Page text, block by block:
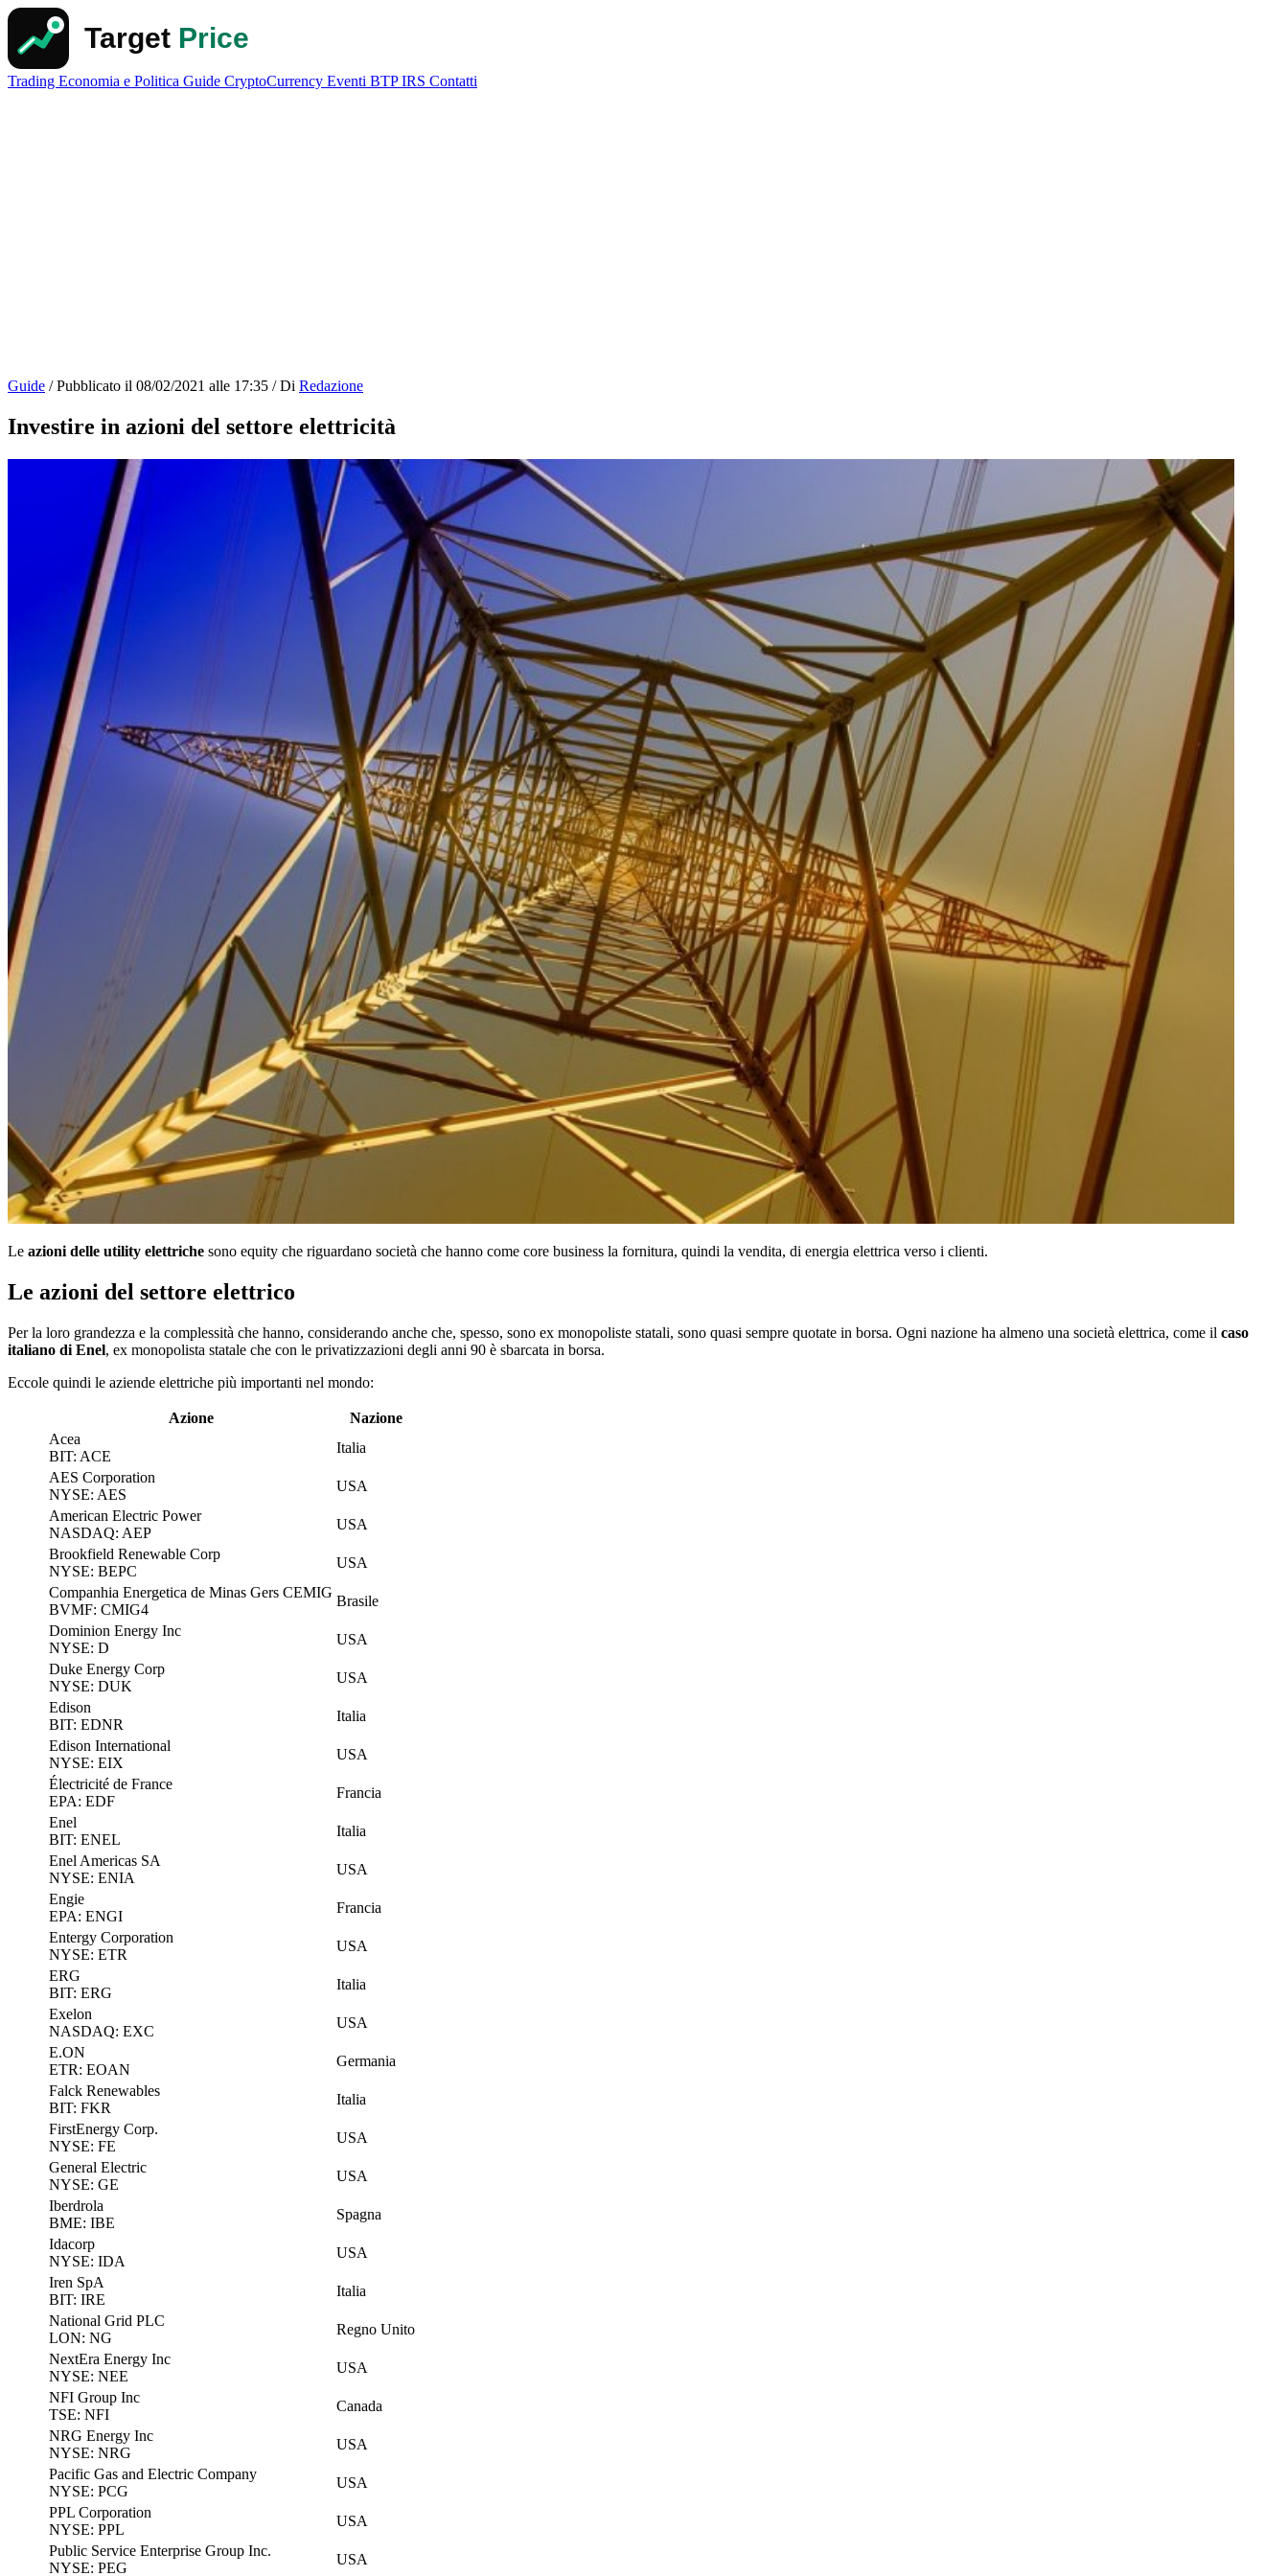
Trading Economia e Politica Guide CryptoCurrency Eventi BTPIRS Contatti
Guide / Pubblicato il 08/02/2021 alle 17:35 / Di Redazione
Investire in azioni del settore elettricità
Le azioni delle utility elettriche sono equity che riguardano società che hanno come core business la fornitura, quindi la vendita, di energia elettrica verso i clienti.
Le azioni del settore elettrico
Per la loro grandezza e la complessità che hanno, considerando anche che, spesso, sono ex monopoliste statali, sono quasi sempre quotate in borsa. Ogni nazione ha almeno una società elettrica, come il caso
italiano di Enel, ex monopolista statale che con le privatizzazioni degli anni 90 è sbarcata in borsa.
Eccole quindi le aziende elettriche più importanti nel mondo:
Azione
Nazione
Acea
BIT: ACE
Italia
AES Corporation
NYSE: AES
USA
American Electric Power
NASDAQ: AEP
USA
Brookfield Renewable Corp
NYSE: BEPC
USA
Companhia Energetica de Minas Gers CEMIG
BVMF: CMIG4
Brasile
Dominion Energy Inc
NYSE: D
USA
Duke Energy Corp
NYSE: DUK
USA
Edison
BIT: EDNR
Italia
Edison International
NYSE: EIX
USA
Électricité de France
EPA: EDF
Francia
Enel
BIT: ENEL
Italia
Enel Americas SA
NYSE: ENIA
USA
Engie
EPA: ENGI
Francia
Entergy Corporation
NYSE: ETR
USA
ERG
BIT: ERG
Italia
Exelon
NASDAQ: EXC
USA
E.ON
ETR: EOAN
Germania
Falck Renewables
BIT: FKR
Italia
FirstEnergy Corp.
NYSE: FE
USA
General Electric
NYSE: GE
USA
Iberdrola
BME: IBE
Spagna
Idacorp
NYSE: IDA
USA
Iren SpA
BIT: IRE
Italia
National Grid PLC
LON: NG
Regno Unito
NextEra Energy Inc
NYSE: NEE
USA
NFI Group Inc
TSE: NFI
Canada
NRG Energy Inc
NYSE: NRG
USA
Pacific Gas and Electric Company
NYSE: PCG
USA
PPL Corporation
NYSE: PPL
USA
Public Service Enterprise Group Inc.
NYSE: PEG
USA